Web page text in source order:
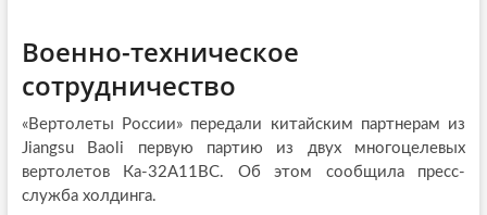
Военно-техническое
сотрудничество
«Вертолеты России» передали китайским партнерам из
Jiangsu Baoli первую партию из двух многоцелевых
вертолетов Ка-32A11BC. Об этом сообщила пресс-
служба холдинга.